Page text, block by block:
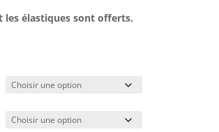
les élastiques sont offerts.